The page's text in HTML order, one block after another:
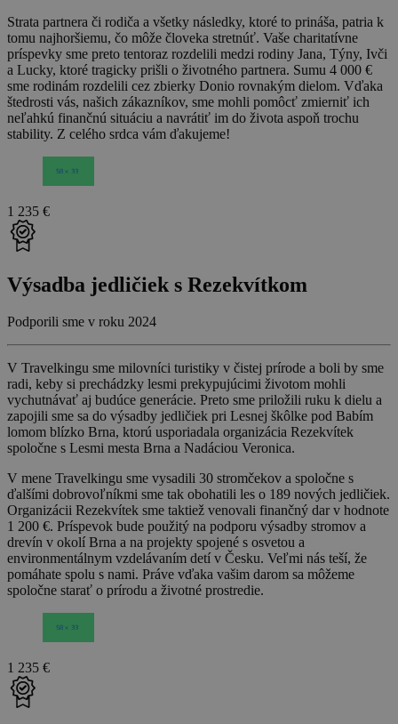
Strata partnera či rodiča a všetky následky, ktoré to prináša, patria k
tomu najhoršiemu, čo môže človeka stretnúť. Vaše charitatívne
príspevky sme preto tentoraz rozdelili medzi rodiny Jana, Týny, Ivči
a Lucky, ktoré tragicky prišli o životného partnera. Sumu 4 000 €
sme rodinám rozdelili cez zbierky Donio rovnakým dielom. Vďaka
štedrosti vás, našich zákazníkov, sme mohli pomôcť zmierniť ich
neľahkú finančnú situáciu a navrátiť im do života aspoň trochu
stability. Z celého srdca vám ďakujeme!
1 235 €
Výsadba jedličiek s Rezekvítkom
Podporili sme v roku 2024
V Travelkingu sme milovníci turistiky v čistej prírode a boli by sme
radi, keby si prechádzky lesmi prekypujúcimi životom mohli
vychutnávať aj budúce generácie. Preto sme priložili ruku k dielu a
zapojili sme sa do výsadby jedličiek pri Lesnej škôlke pod Babím
lomom blízko Brna, ktorú usporiadala organizácia Rezekvítek
spoločne s Lesmi mesta Brna a Nadáciou Veronica.
V mene Travelkingu sme vysadili 30 stromčekov a spoločne s
ďalšími dobrovoľníkmi sme tak obohatili les o 189 nových jedličiek.
Organizácii Rezekvítek sme taktiež venovali finančný dar v hodnote
1 200 €. Príspevok bude použitý na podporu výsadby stromov a
drevín v okolí Brna a na projekty spojené s osvetou a
environmentálnym vzdelávaním detí v Česku. Veľmi nás teší, že
pomáhate spolu s nami. Práve vďaka vašim darom sa môžeme
spoločne starať o prírodu a životné prostredie.
1 235 €